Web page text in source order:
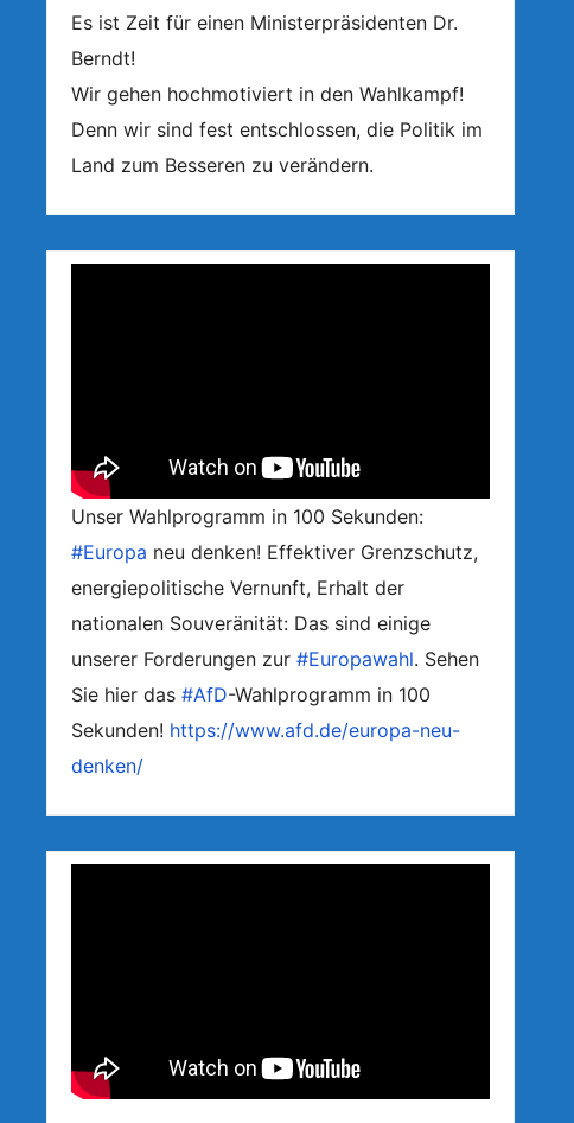
Es ist Zeit für einen Ministerpräsidenten Dr.
Berndt!
Wir gehen hochmotiviert in den Wahlkampf!
Denn wir sind fest entschlossen, die Politik im
Land zum Besseren zu verändern.
Unser Wahlprogramm in 100 Sekunden:
#Europa neu denken! Effektiver Grenzschutz,
energiepolitische Vernunft, Erhalt der
nationalen Souveränität: Das sind einige
unserer Forderungen zur#Europawahl. Sehen
Sie hier das#AfD-Wahlprogramm in 100
Sekunden! https://www.afd.de/europa-neu-
denken/